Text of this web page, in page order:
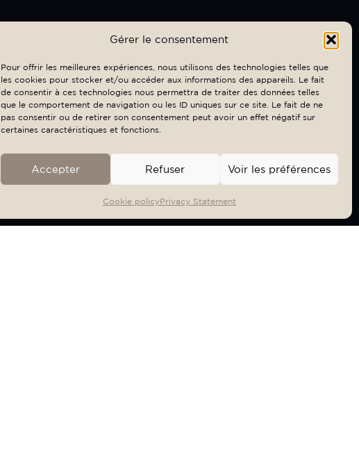
Gérer le consentement
Pour offrir les meilleures expériences, nous utilisons des technologies telles que
les cookies pour stocker et/ou accéder aux informations des appareils. Le fait
de consentir à ces technologies nous permettra de traiter des données telles
que le comportement de navigation ou les ID uniques sur ce site. Le fait de ne
pas consentir ou de retirer son consentement peut avoir un effet négatif sur
certaines caractéristiques et fonctions.
Accepter Refuser Voir les préférences
Cookie policyPrivacy Statement